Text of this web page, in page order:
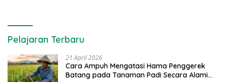
Pelajaran Terbaru
21 April 2026
Cara Ampuh Mengatasi Hama Penggerek
Batang pada Tanaman Padi Secara Alami